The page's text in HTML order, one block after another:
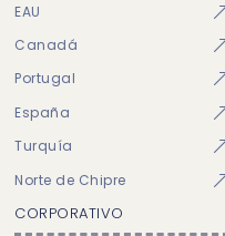
EAU
Canadá
Portugal
España
Turquía
Norte de Chipre
CORPORATIVO